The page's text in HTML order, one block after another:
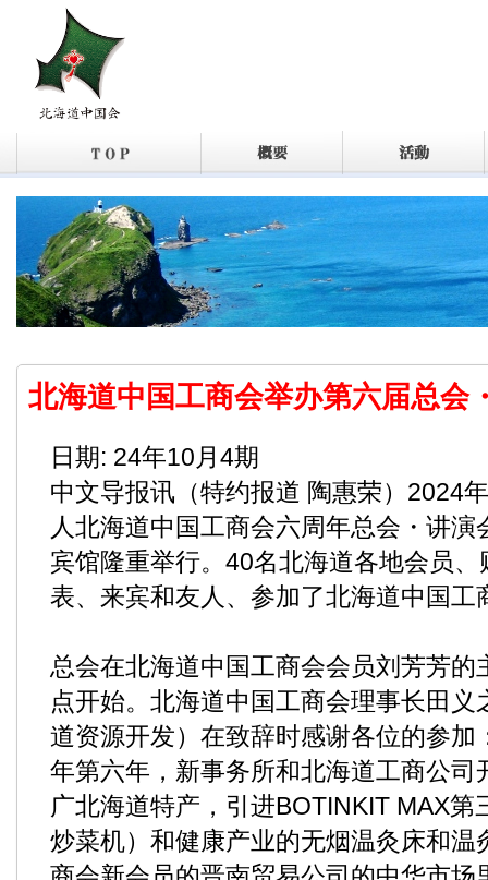
北海道中国工商会举办第六届总会
日期: 24年10月4期
中文导报讯（特约报道 陶惠荣）2024
人北海道中国工商会六周年总会・讲
宾馆隆重举行。40名北海道各地会员
表、来宾和友人、参加了北海道中国工
总会在北海道中国工商会会员刘芳芳的
点开始。北海道中国工商会理事长田
道资源开发）在致辞时感谢各位的参加
年第六年，新事务所和北海道工商公司
广北海道特产，引进BOTINKIT MAX第
炒菜机）和健康产业的无烟温灸床和温